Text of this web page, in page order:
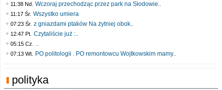
11:38 Nd. Wczoraj przechodząc przez park na Słodowie..
11:17 Śr. Wszystko umiera
07:23 Śr. z gniazdami ptaków Na żytniej obok..
12:47 Pt. Czytaliście już :..
05:15 Cz. ..
07:13 Wt. PO politologii . PO remontowcu Wojtkowskim mamy..
polityka